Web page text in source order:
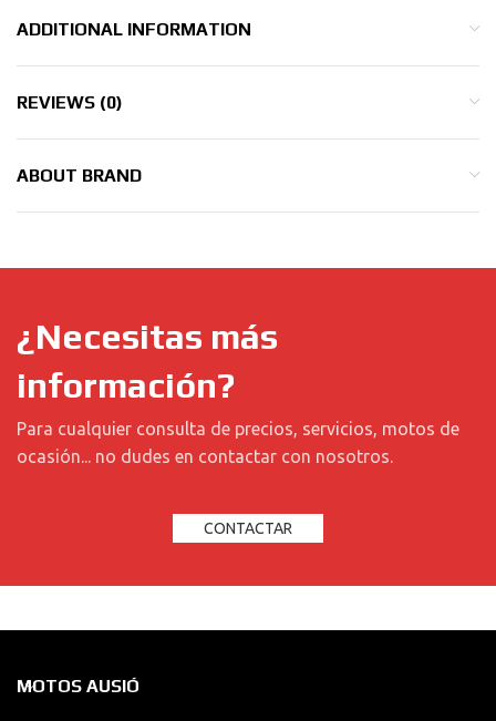
ADDITIONAL INFORMATION
REVIEWS (0)
ABOUT BRAND
¿Necesitas más
información?
Para cualquier consulta de precios, servicios, motos de
ocasión... no dudes en contactar con nosotros.
CONTACTAR
MOTOS AUSIÓ